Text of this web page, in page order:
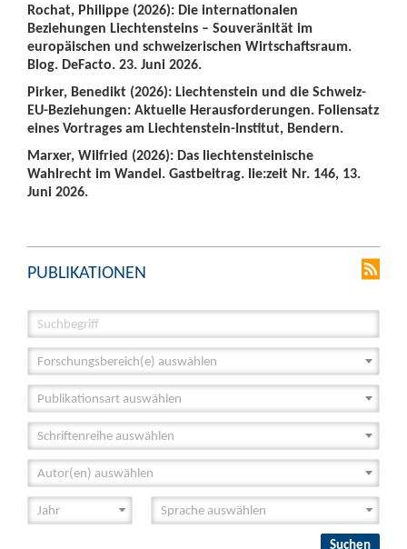
Rochat, Philippe (2026): Die internationalen
Beziehungen Liechtensteins – Souveränität im
europäischen und schweizerischen Wirtschaftsraum.
Blog. DeFacto. 23. Juni 2026.
Pirker, Benedikt (2026): Liechtenstein und die Schweiz-
EU-Beziehungen: Aktuelle Herausforderungen. Foliensatz
eines Vortrages am Liechtenstein-Institut, Bendern.
Marxer, Wilfried (2026): Das liechtensteinische
Wahlrecht im Wandel. Gastbeitrag. lie:zeit Nr. 146, 13.
Juni 2026.
PUBLIKATIONEN
Forschungsbereich(e) auswählen
Publikationsart auswählen
Schriftenreihe auswählen
Autor(en) auswählen